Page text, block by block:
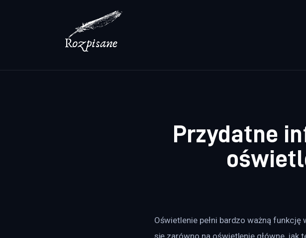
Przydatne
Oświetlenie pełni bardzo ważną
się zarówno na oświetlenie główne, jak